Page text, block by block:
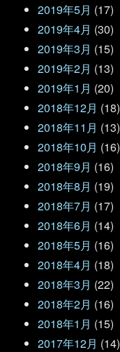
2019年5月 (17)
2019年4月 (30)
2019年3月 (15)
2019年2月 (13)
2019年1月 (20)
2018年12月 (18)
2018年11月 (13)
2018年10月 (16)
2018年9月 (16)
2018年8月 (19)
2018年7月 (17)
2018年6月 (14)
2018年5月 (16)
2018年4月 (18)
2018年3月 (22)
2018年2月 (16)
2018年1月 (15)
2017年12月 (14)